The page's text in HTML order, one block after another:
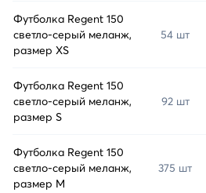
Футболка Regent 150
светло-серый меланж,
размер XS
54 шт
Футболка Regent 150
светло-серый меланж,
размер S
92 шт
Футболка Regent 150
светло-серый меланж,
размер M
375 шт